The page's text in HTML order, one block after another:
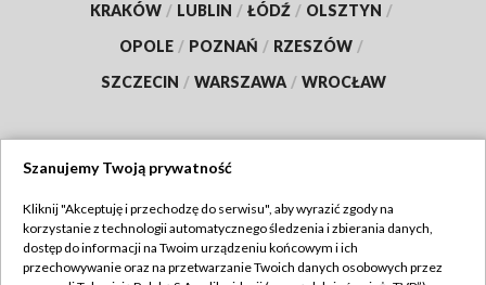
KRAKÓW / LUBLIN / ŁÓDŹ / OLSZTYN /
OPOLE / POZNAŃ / RZESZÓW /
SZCZECIN / WARSZAWA / WROCŁAW
TVP
Abonament TVP
Regulamin TVP
Szanujemy Twoją prywatność
Kliknij "Akceptuję i przechodzę do serwisu", aby wyrazić zgody na
korzystanie z technologii automatycznego śledzenia i zbierania danych,
dostęp do informacji na Twoim urządzeniu końcowym i ich
przechowywanie oraz na przetwarzanie Twoich danych osobowych przez